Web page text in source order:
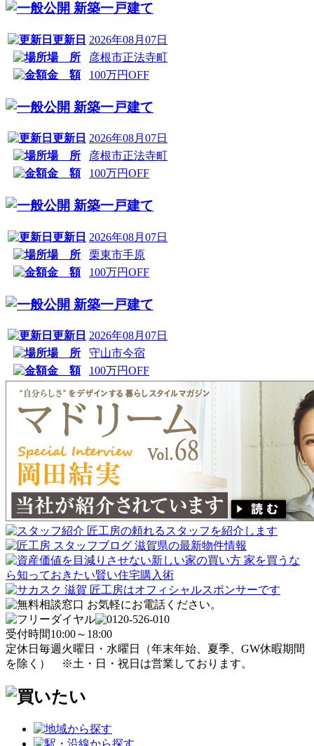
新築一戸建て
更新日 2026年08月07日
場 所
彦根市正法寺町
金 額
100万円OFF
新築一戸建て
更新日 2026年08月07日
場 所
彦根市正法寺町
金 額
100万円OFF
新築一戸建て
更新日 2026年08月07日
場 所
栗東市手原
金 額
100万円OFF
新築一戸建て
更新日 2026年08月07日
場 所
守山市今宿
金 額
100万円OFF
受付時間10:00～18:00
定休日 毎週火曜日・水曜日
（年末年始、夏季、GW休暇期間
を除く）
※土・日・祝日は営業しております。